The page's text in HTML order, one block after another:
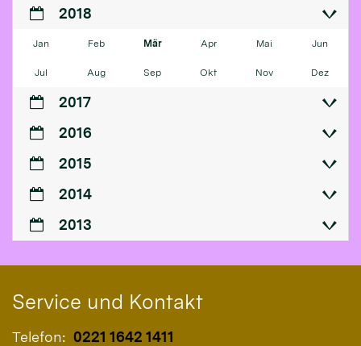
2018
Jan Feb Mär Apr Mai Jun
Jul Aug Sep Okt Nov Dez
2017
2016
2015
2014
2013
Service und Kontakt
Telefon: 0221 1642 1411